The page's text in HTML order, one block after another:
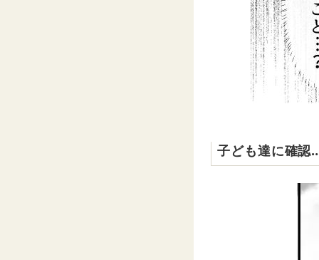
子ども達に確